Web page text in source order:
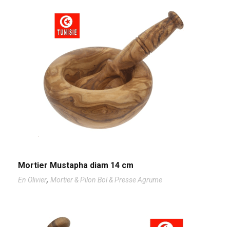
Mortier Mustapha diam 14 cm
En Olivier, Mortier & Pilon Bol & Presse Agrume